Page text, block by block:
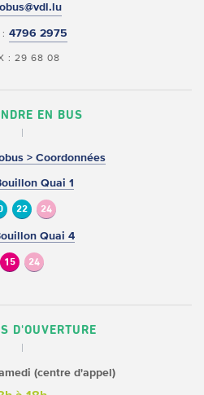
4796 2975
: 29 68 08
EN BUS
> Coordonnées
Quai 1
22 24
Quai 4
15 24
D'OUVERTURE
(centre d'appel)